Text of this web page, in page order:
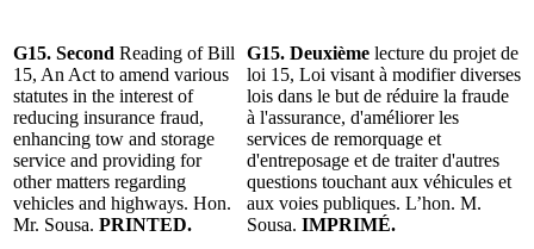
G15. Second Reading of Bill
15, An Act to amend various
statutes in the interest of
reducing insurance fraud,
enhancing tow and storage
service and providing for
other matters regarding
vehicles and highways. Hon.
Mr. Sousa. PRINTED.
G15. Deuxième lecture du projet de
loi 15, Loi visant à modifier diverses
lois dans le but de réduire la fraude
à l'assurance, d'améliorer les
services de remorquage et
d'entreposage et de traiter d'autres
questions touchant aux véhicules et
aux voies publiques. L’hon. M.
Sousa. IMPRIMÉ.